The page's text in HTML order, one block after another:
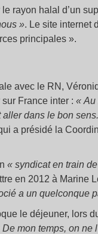
rayon halal d’un
». Le site internet
principales ».
avec le RN,
France inter : « Au
aller dans le bon
a présidé la
« syndicat en train
en 2012 à Marine
a un quelconque
le déjeuner, lors
De mon temps, on ne